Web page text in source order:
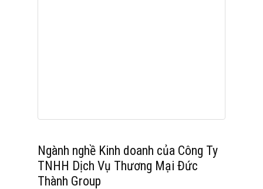
Ngành nghề Kinh doanh của Công Ty
TNHH Dịch Vụ Thương Mại Đức
Thành Group